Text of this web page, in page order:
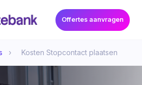
Offertes aanvragen
› Kosten Stopcontact plaatsen